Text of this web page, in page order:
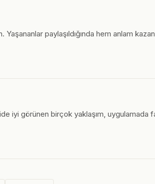
paylaşıldığında hem anlam
iyi görünen birçok yaklaşım, uygulamada